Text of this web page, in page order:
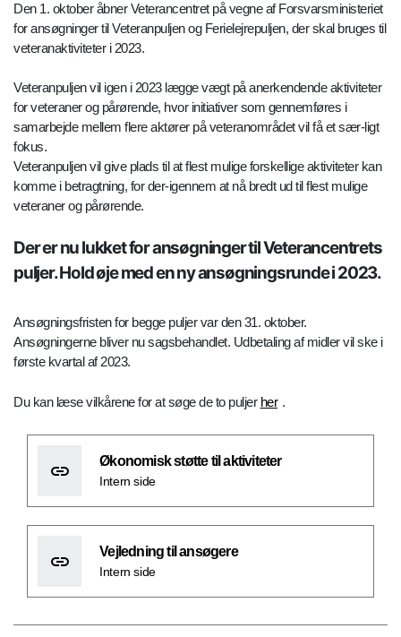
Den 1. oktober åbner Veterancentret på vegne af Forsvarsministeriet
for ansøgninger til Veteranpuljen og Ferielejrepuljen, der skal bruges til
veteranaktiviteter i 2023.
Veteranpuljen vil igen i 2023 lægge vægt på anerkendende aktiviteter
for veteraner og pårørende, hvor initiativer som gennemføres i
samarbejde mellem flere aktører på veteranområdet vil få et sær-ligt
fokus.
Veteranpuljen vil give plads til at flest mulige forskellige aktiviteter kan
komme i betragtning, for der-igennem at nå bredt ud til flest mulige
veteraner og pårørende.
Der er nu lukket for ansøgninger til Veterancentrets
puljer. Hold øje med en ny ansøgningsrunde i 2023.
Ansøgningsfristen for begge puljer var den 31. oktober.
Ansøgningerne bliver nu sagsbehandlet. Udbetaling af midler vil ske i
første kvartal af 2023.
Du kan læse vilkårene for at søge de to puljer her .
Økonomisk støtte til aktiviteter
Intern side
Vejledning til ansøgere
Intern side